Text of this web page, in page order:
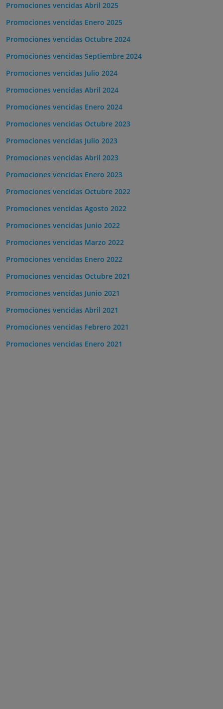
Promociones vencidas Abril 2025
Promociones vencidas Enero 2025
Promociones vencidas Octubre 2024
Promociones vencidas Septiembre 2024
Promociones vencidas Julio 2024
Promociones vencidas Abril 2024
Promociones vencidas Enero 2024
Promociones vencidas Octubre 2023
Promociones vencidas Julio 2023
Promociones vencidas Abril 2023
Promociones vencidas Enero 2023
Promociones vencidas Octubre 2022
Promociones vencidas Agosto 2022
Promociones vencidas Junio 2022
Promociones vencidas Marzo 2022
Promociones vencidas Enero 2022
Promociones vencidas Octubre 2021
Promociones vencidas Junio 2021
Promociones vencidas Abril 2021
Promociones vencidas Febrero 2021
Promociones vencidas Enero 2021